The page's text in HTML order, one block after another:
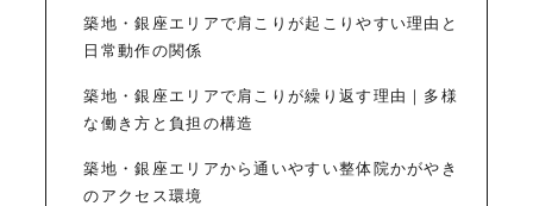
築地・銀座エリアで肩こりが起こりやすい理由と
日常動作の関係
築地・銀座エリアで肩こりが繰り返す理由｜多様
な働き方と負担の構造
築地・銀座エリアから通いやすい整体院かがやき
のアクセス環境